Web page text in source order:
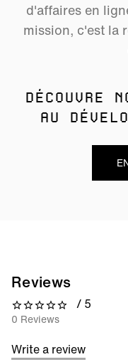
d'affaires en
mission, c'est la
DÉCOUVRE
AU
Reviews
0 out of 5 stars
/ 5
0 Reviews
Write a review